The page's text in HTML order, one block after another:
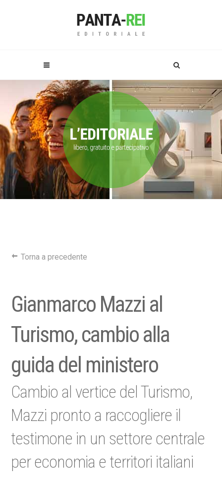
Torna a precedente
Gianmarco Mazzi al
Turismo, cambio alla
guida del ministero
Cambio al vertice del Turismo,
Mazzi pronto a raccogliere il
testimone in un settore centrale
per economia e territori italiani